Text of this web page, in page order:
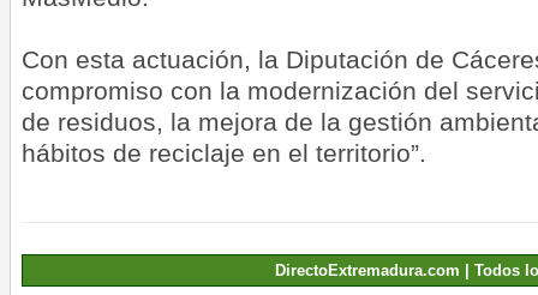
Con esta actuación, la Diputación de
compromiso con la modernización del
de residuos, la mejora de la gestión
hábitos de reciclaje en el territorio”.
DirectoExtremadura.com | Todos